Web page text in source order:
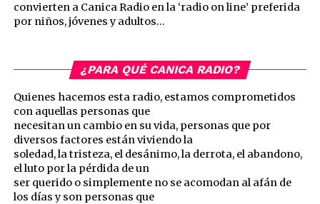
convierten a Canica Radio en la ‘radio on line’ preferida
por niños, jóvenes y adultos…
¿PARA QUÉ CANICA RADIO?
Quienes hacemos esta radio, estamos comprometidos
con aquellas personas que
necesitan un cambio en su vida, personas que por
diversos factores están viviendo la
soledad, la tristeza, el desánimo, la derrota, el abandono,
el luto por la pérdida de un
ser querido o simplemente no se acomodan al afán de
los días y son personas que